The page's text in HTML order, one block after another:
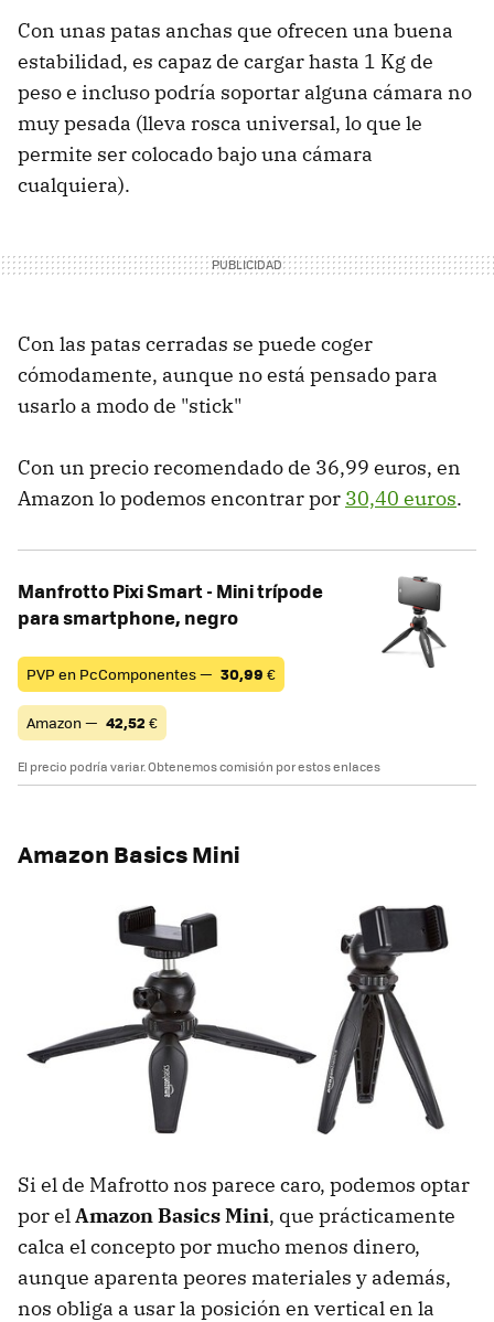
Con unas patas anchas que ofrecen una buena
estabilidad, es capaz de cargar hasta 1 Kg de
peso e incluso podría soportar alguna cámara no
muy pesada (lleva rosca universal, lo que le
permite ser colocado bajo una cámara
cualquiera).
Con las patas cerradas se puede coger
cómodamente, aunque no está pensado para
usarlo a modo de "stick"
Con un precio recomendado de 36,99 euros, en
Amazon lo podemos encontrar por 30,40 euros.
Manfrotto Pixi Smart - Mini trípode
para smartphone, negro
PVP en PcComponentes — 30,99 €
Amazon — 42,52 €
El precio podría variar. Obtenemos comisión por estos enlaces
Amazon Basics Mini
Si el de Mafrotto nos parece caro, podemos optar
por elAmazon Basics Mini, que prácticamente
calca el concepto por mucho menos dinero,
aunque aparenta peores materiales y además,
nos obliga a usar la posición en vertical en la